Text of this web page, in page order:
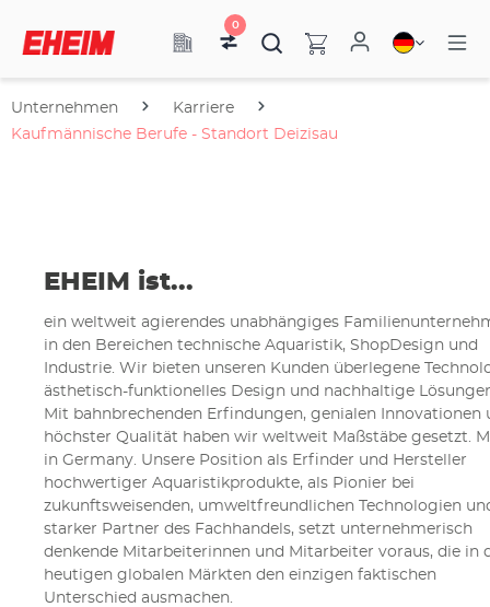
0
Unternehmen
Karriere
Kaufmännische Berufe - Standort Deizisau
EHEIM ist...
ein weltweit agierendes unabhängiges
in den Bereichen technische Aquaristik, ShopDesign und
Industrie. Wir bieten unseren Kunden überlegene
ästhetisch-funktionelles Design und nachhaltige
Mit bahnbrechenden Erfindungen, genialen Innovationen
höchster Qualität haben wir weltweit Maßstäbe gesetzt.
in Germany. Unsere Position als Erfinder und Hersteller
hochwertiger Aquaristikprodukte, als Pionier bei
zukunftsweisenden, umweltfreundlichen Technologien
starker Partner des Fachhandels, setzt unternehmerisch
denkende Mitarbeiterinnen und Mitarbeiter voraus, die in
heutigen globalen Märkten den einzigen faktischen
Unterschied ausmachen.